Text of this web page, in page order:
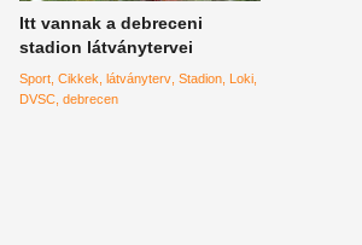
Itt vannak a debreceni
stadion látványtervei
Sport Cikkek látványterv Stadion Loki
DVSC debrecen